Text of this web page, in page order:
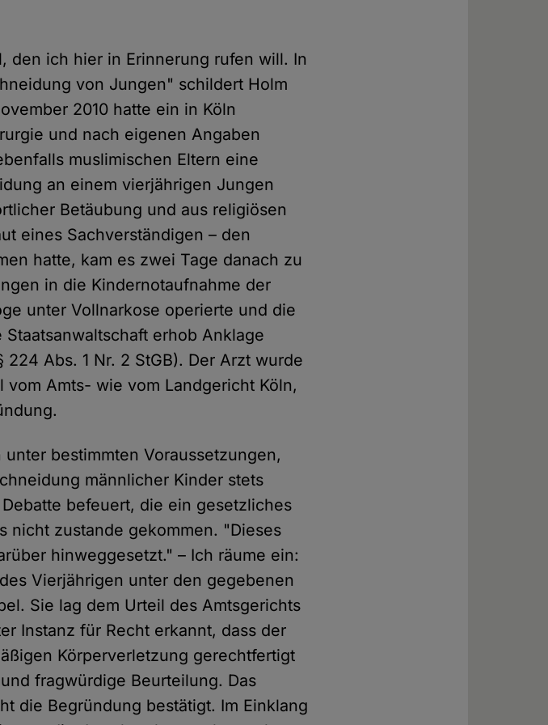
den ich hier in Erinnerung rufen will. In
von Jungen" schildert Holm
2010 hatte ein in Köln
und nach eigenen Angaben
muslimischen Eltern eine
an einem vierjährigen Jungen
Betäubung und aus religiösen
eines Sachverständigen – den
hatte, kam es zwei Tage danach zu
in die Kindernotaufnahme der
unter Vollnarkose operierte und die
erhob Anklage
Abs. 1 Nr. 2 StGB). Der Arzt wurde
Amts- wie vom Landgericht Köln,
bestimmten Voraussetzungen,
männlicher Kinder stets
befeuert, die ein gesetzliches
nicht zustande gekommen. "Dieses
hinweggesetzt." – Ich räume ein:
Vierjährigen unter den gegebenen
Sie lag dem Urteil des Amtsgerichts
Instanz für Recht erkannt, dass der
Körperverletzung gerechtfertigt
fragwürdige Beurteilung. Das
die Begründung bestätigt. Im Einklang